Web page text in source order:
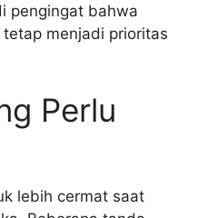
pengingat bahwa
menjadi prioritas
Perlu
lebih cermat saat